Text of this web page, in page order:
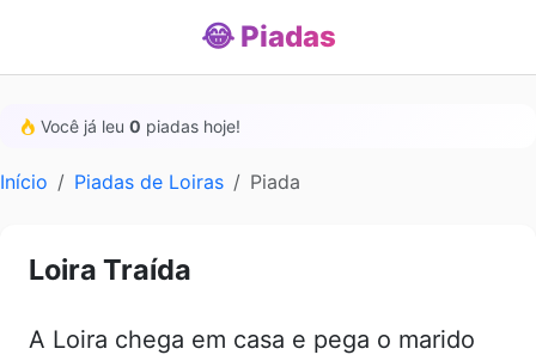
😂 Piadas
Você já leu 0 piadas hoje!
Início Piadas de Loiras Piada
Loira Traída
A Loira chega em casa e pega o marido